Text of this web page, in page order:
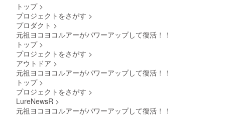
トップ >
プロジェクトをさがす >
プロダクト >
元祖ヨコヨコルアーがパワーアップして復活！！
トップ >
プロジェクトをさがす >
アウトドア >
元祖ヨコヨコルアーがパワーアップして復活！！
トップ >
プロジェクトをさがす >
LureNewsR >
元祖ヨコヨコルアーがパワーアップして復活！！